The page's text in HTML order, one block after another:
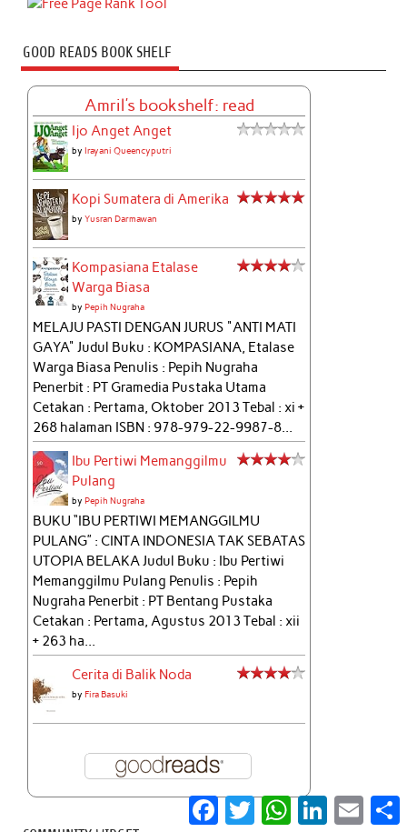
GOOD READS BOOK SHELF
Amril's bookshelf: read
Ijo Anget Anget
byIrayani Queencyputri
Kopi Sumatera di Amerika
byYusran Darmawan
Kompasiana Etalase
Warga Biasa
byPepih Nugraha
MELAJU PASTI DENGAN JURUS "ANTI MATI
GAYA" Judul Buku : KOMPASIANA, Etalase
Warga Biasa Penulis : Pepih Nugraha
Penerbit : PT Gramedia Pustaka Utama
Cetakan : Pertama, Oktober 2013 Tebal : xi +
268 halaman ISBN : 978-979-22-9987-8...
Ibu Pertiwi Memanggilmu
Pulang
byPepih Nugraha
BUKU “IBU PERTIWI MEMANGGILMU
PULANG” : CINTA INDONESIA TAK SEBATAS
UTOPIA BELAKA Judul Buku : Ibu Pertiwi
Memanggilmu Pulang Penulis : Pepih
Nugraha Penerbit : PT Bentang Pustaka
Cetakan : Pertama, Agustus 2013 Tebal : xii
+ 263 ha...
Cerita di Balik Noda
byFira Basuki
Facebook
TwitterWhatsApp
LinkedInEmail